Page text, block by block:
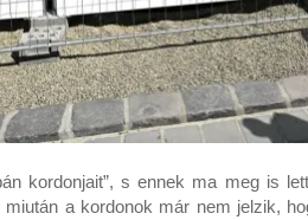
kordonjait”, s ennek ma meg is
a kordonok már nem jelzik,